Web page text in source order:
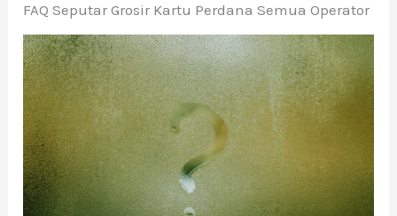
FAQ Seputar Grosir Kartu Perdana Semua Operator